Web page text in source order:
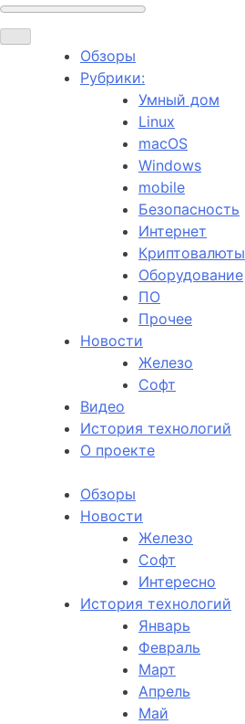
Обзоры
Рубрики:
Умный дом
Linux
macOS
Windows
mobile
Безопасность
Интернет
Криптовалюты
Оборудование
ПО
Прочее
Новости
Железо
Софт
Видео
История технологий
О проекте
Обзоры
Новости
Железо
Софт
Интересно
История технологий
Январь
Февраль
Март
Апрель
Май